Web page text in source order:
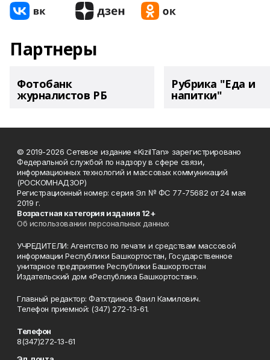
Партнеры
Фотобанк
журналистов РБ
Рубрика "Еда и
напитки"
© 2019-2026 Сетевое издание «KizilTan» зарегистрировано
Федеральной службой по надзору в сфере связи,
информационных технологий и массовых коммуникаций
(РОСКОМНАДЗОР)
Регистрационный номер: серия Эл № ФС 77-75682 от 24 мая
2019 г.
Возрастная категория издания 12+
Об использовании персональных данных
УЧРЕДИТЕЛИ: Агентство по печати и средствам массовой
информации Республики Башкортостан, Государственное
унитарное предприятие Республики Башкортостан
Издательский дом «Республика Башкортостан».
Главный редактор: Фатхтдинов Фаил Камилович.
Телефон приемной: (347) 272-13-61.
Телефон
8(347)272-13-61